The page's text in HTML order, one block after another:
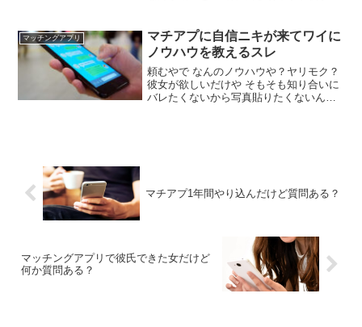
不鮮明の写真 笑顔がコンプレックスな非
モテって多い気がする 笑顔はほんま大事
や
マッチングアプリ
マチアプに自信ニキが来てワイに
ノウハウを教えるスレ
頼むやで なんのノウハウや？ヤリモク？
彼女が欲しいだけや そもそも知り合いに
バレたくないから写真貼りたくないんや
マチアプ1年間やり込んだけど質問ある？
マッチングアプリで彼氏できた女だけど
何か質問ある？